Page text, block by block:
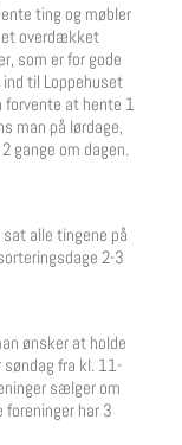
ting og møbler
et overdækket
som er for gode
til Loppehuset
forvente at hente 1
man på lørdage,
gange om dagen.
alle tingene på
2-3
ønsker at holde
fra kl. 11-
sælger om
har 3